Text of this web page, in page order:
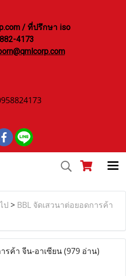
/ ที่ปรึกษา iso
4173
ป > BBL จัดเสวนาต่อยอดการค้า
รค้า จีน-อาเซียน(979 อ่าน)